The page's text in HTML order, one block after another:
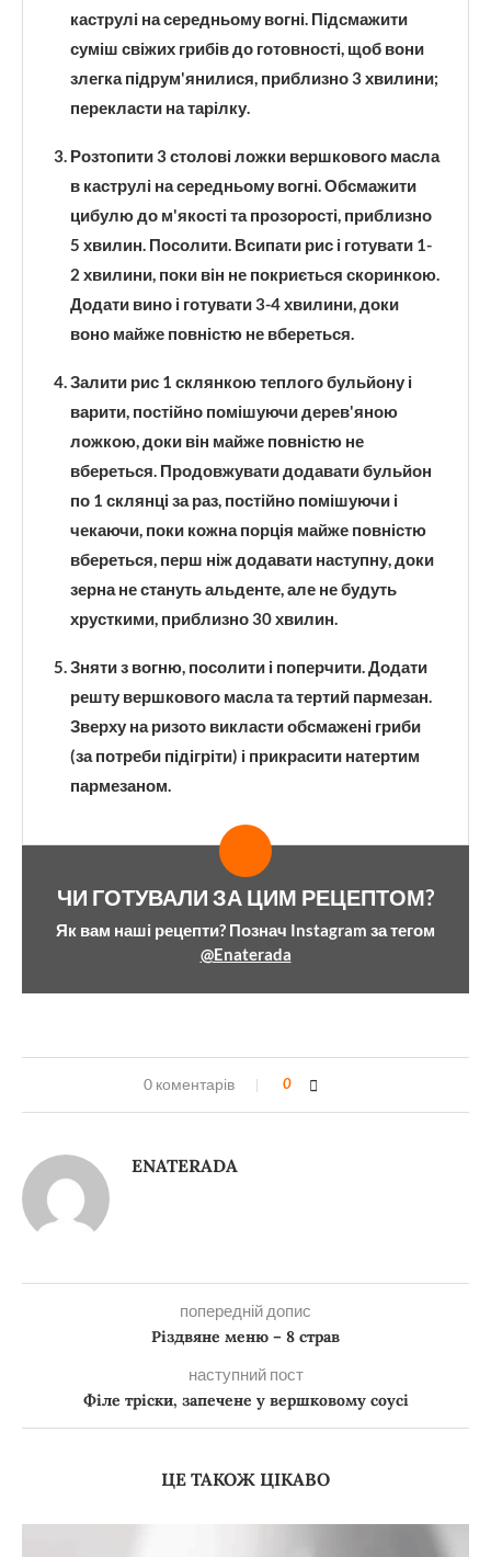
каструлі на середньому вогні. Підсмажити
суміш свіжих грибів до готовності, щоб вони
злегка підрум'янилися, приблизно 3 хвилини;
перекласти на тарілку.
Розтопити 3 столові ложки вершкового масла
в каструлі на середньому вогні. Обсмажити
цибулю до м'якості та прозорості, приблизно
5 хвилин. Посолити. Всипати рис і готувати 1-
2 хвилини, поки він не покриється скоринкою.
Додати вино і готувати 3-4 хвилини, доки
воно майже повністю не вбереться.
Залити рис 1 склянкою теплого бульйону і
варити, постійно помішуючи дерев'яною
ложкою, доки він майже повністю не
вбереться. Продовжувати додавати бульйон
по 1 склянці за раз, постійно помішуючи і
чекаючи, поки кожна порція майже повністю
вбереться, перш ніж додавати наступну, доки
зерна не стануть альденте, але не будуть
хрусткими, приблизно 30 хвилин.
Зняти з вогню, посолити і поперчити. Додати
решту вершкового масла та тертий пармезан.
Зверху на ризото викласти обсмажені гриби
(за потреби підігріти) і прикрасити натертим
пармезаном.
ЧИ ГОТУВАЛИ ЗА ЦИМ РЕЦЕПТОМ?
Як вам наші рецепти? Познач Instagram за тегом
@Enaterada
0 коментарів 0
ENATERADA
попередній допис
Різдвяне меню – 8 страв
наступний пост
Філе тріски, запечене у вершковому соусі
ЦЕ ТАКОЖ ЦІКАВО